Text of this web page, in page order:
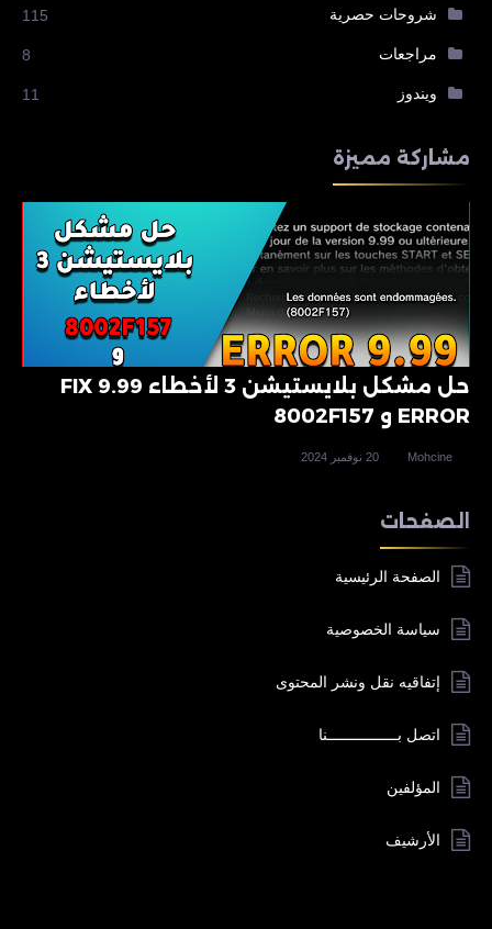
شروحات حصرية 115
مراجعات 8
ويندوز 11
مشاركة مميزة
حل مشكل بلايستيشن 3 لأخطاء 9.99 FIX
ERROR و 8002F157
Mohcine 20 نوفمبر 2024
الصفحات
الصفحة الرئيسية
سياسة الخصوصية
إتفاقيه نقل ونشر المحتوى
اتصل بــــــــــــــــنا
المؤلفين
الأرشيف